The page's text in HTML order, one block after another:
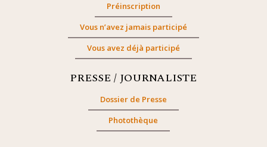
Préinscription
Vous n’avez jamais participé
Vous avez déjà participé
PRESSE / JOURNALISTE
Dossier de Presse
Photothèque